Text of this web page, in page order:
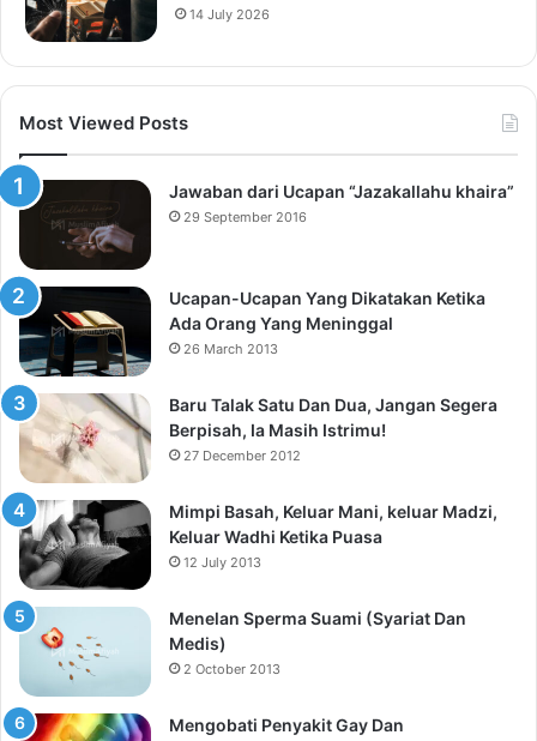
14 July 2026
Most Viewed Posts
Jawaban dari Ucapan “Jazakallahu khaira”
29 September 2016
Ucapan-Ucapan Yang Dikatakan Ketika
Ada Orang Yang Meninggal
26 March 2013
Baru Talak Satu Dan Dua, Jangan Segera
Berpisah, Ia Masih Istrimu!
27 December 2012
Mimpi Basah, Keluar Mani, keluar Madzi,
Keluar Wadhi Ketika Puasa
12 July 2013
Menelan Sperma Suami (Syariat Dan
Medis)
2 October 2013
Mengobati Penyakit Gay Dan